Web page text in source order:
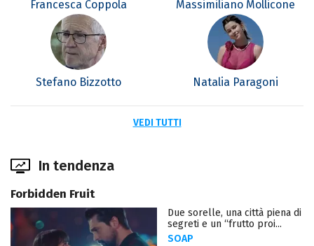
Francesca Coppola Massimiliano Mollicone
Stefano Bizzotto Natalia Paragoni
VEDI TUTTI
In tendenza
Forbidden Fruit
Due sorelle, una città piena di
segreti e un “frutto proi...
SOAP